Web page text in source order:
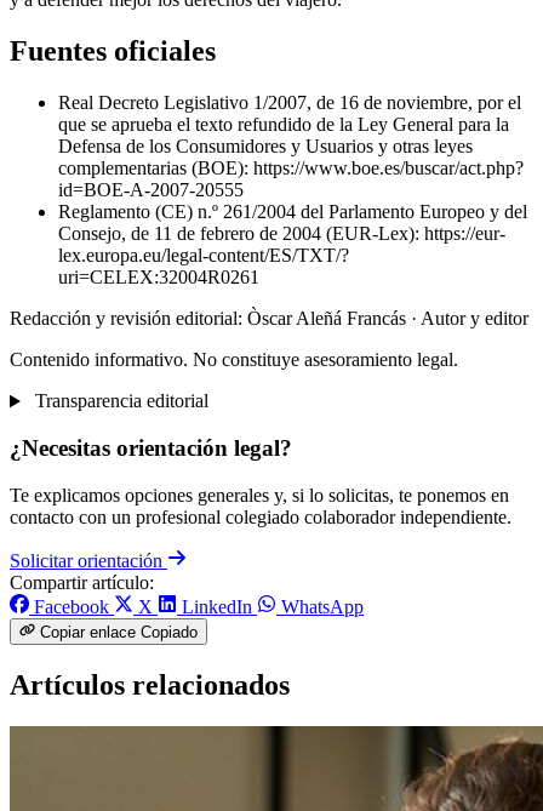
Fuentes oficiales
Real Decreto Legislativo 1/2007, de 16 de noviembre, por el
que se aprueba el texto refundido de la Ley General para la
Defensa de los Consumidores y Usuarios y otras leyes
complementarias (BOE): https://www.boe.es/buscar/act.php?
id=BOE-A-2007-20555
Reglamento (CE) n.º 261/2004 del Parlamento Europeo y del
Consejo, de 11 de febrero de 2004 (EUR-Lex): https://eur-
lex.europa.eu/legal-content/ES/TXT/?
uri=CELEX:32004R0261
Redacción y revisión editorial: Òscar Aleñá Francás · Autor y editor
Contenido informativo. No constituye asesoramiento legal.
Transparencia editorial
¿Necesitas orientación legal?
Te explicamos opciones generales y, si lo solicitas, te ponemos en
contacto con un profesional colegiado colaborador independiente.
Solicitar orientación
Compartir artículo:
Facebook
X LinkedIn WhatsApp
Copiar enlace Copiado
Artículos relacionados